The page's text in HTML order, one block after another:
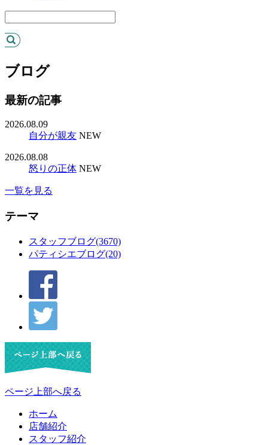
ブログ
最新の記事
2026.08.09
自分が親友 NEW
2026.08.08
怒りの正体 NEW
一覧を見る
テーマ
スタッフブログ(3670)
パティシエブログ(20)
ページ上部へ戻る
ホーム
店舗紹介
スタッフ紹介